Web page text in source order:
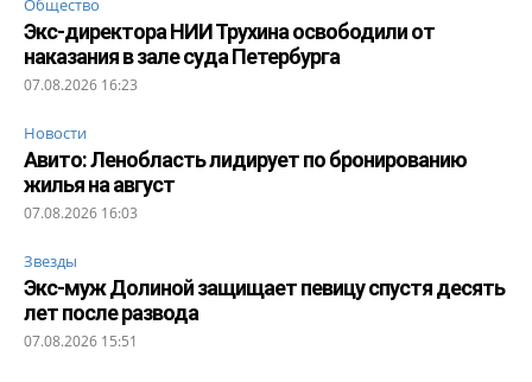
Общество
Экс-директора НИИ Трухина освободили от
наказания в зале суда Петербурга
07.08.2026 16:23
Новости
Авито: Ленобласть лидирует по бронированию
жилья на август
07.08.2026 16:03
Звезды
Экс-муж Долиной защищает певицу спустя десять
лет после развода
07.08.2026 15:51